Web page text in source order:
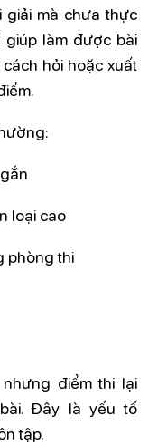
giải mà chưa thực
giúp làm được bài
hỏi hoặc xuất
loại cao
phòng thi
điểm thi lại
Đây là yếu tố
tập.